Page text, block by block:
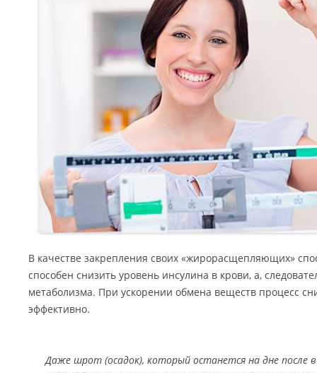
В качестве закрепления своих «жирорасщепляющих»
способен снизить уровень инсулина в крови, а,
метаболизма. При ускорении обмена веществ процесс
эффективно.
Даже шрот (осадок), который останется на дне после